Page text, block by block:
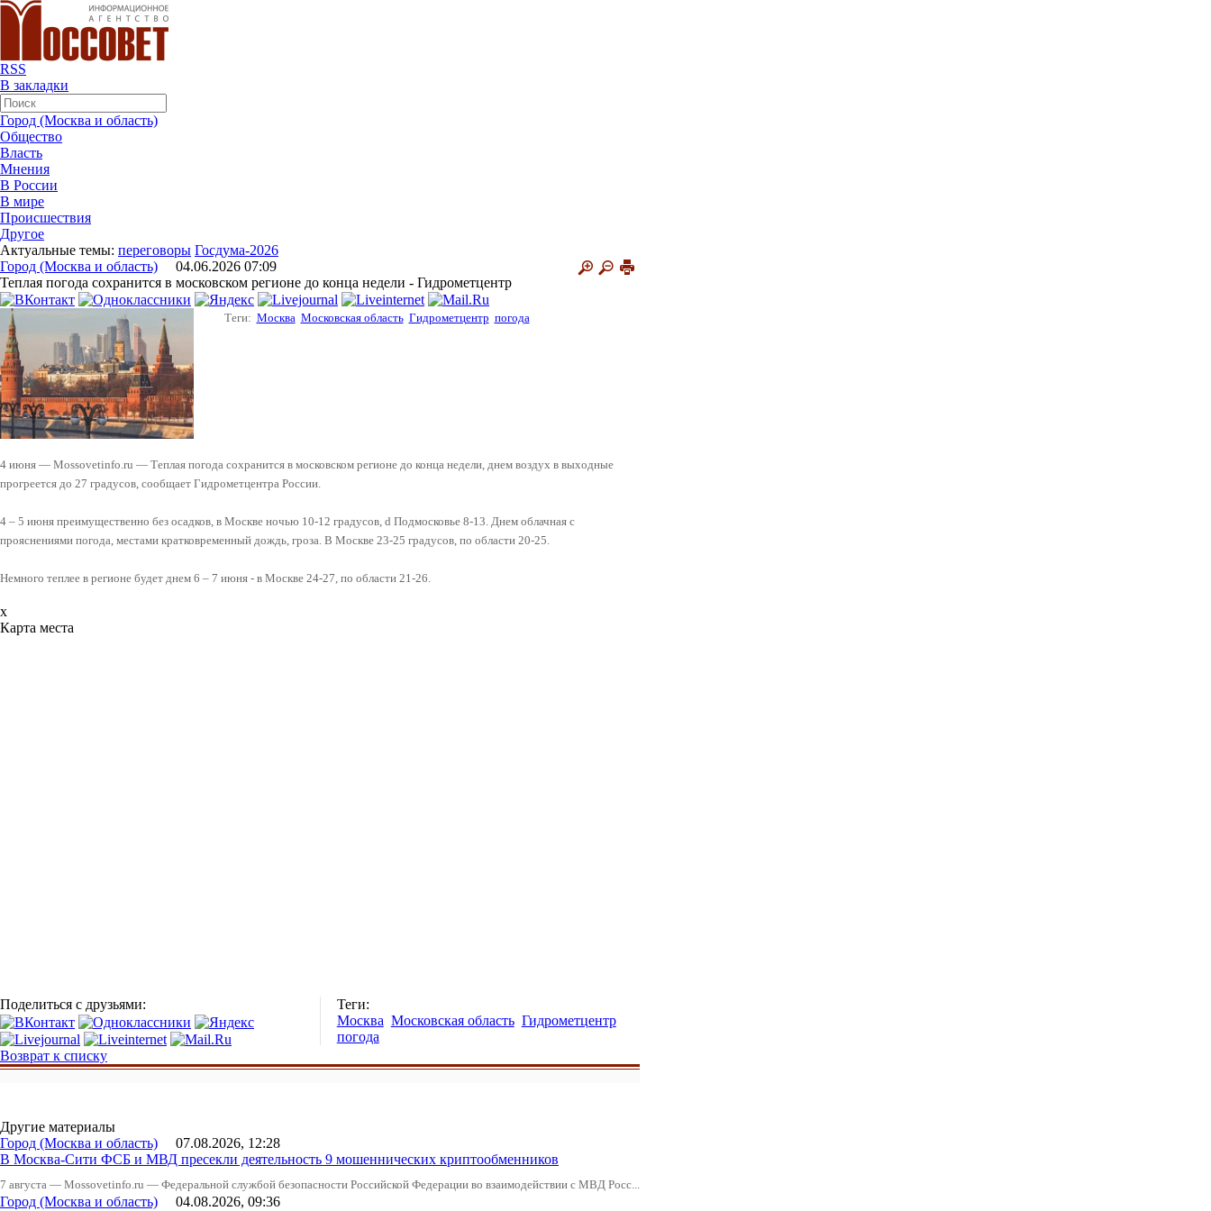
RSS
В закладки
Город (Москва и область)
Общество
Власть
Мнения
В России
В мире
Происшествия
Другое
Актуальные темы: переговоры Госдума-2026
Город (Москва и область) 04.06.2026 07:09
Теплая погода сохранится в московском регионе до конца недели - Гидрометцентр
Теги: Москва Московская область Гидрометцентр погода
4 июня — Mossovetinfo.ru — Теплая погода сохранится в московском регионе до конца недели, днем воздух в выходные
прогреется до 27 градусов, сообщает Гидрометцентра России.
4 – 5 июня преимущественно без осадков, в Москве ночью 10-12 градусов, d Подмосковье 8-13. Днем облачная с
прояснениями погода, местами кратковременный дождь, гроза. В Москве 23-25 градусов, по области 20-25.
Немного теплее в регионе будет днем 6 – 7 июня - в Москве 24-27, по области 21-26.
x
Карта места
Поделиться с друзьями:
Теги:
Москва Московская область Гидрометцентр
погода
Возврат к списку
Другие материалы
Город (Москва и область) 07.08.2026, 12:28
В Москва-Сити ФСБ и МВД пресекли деятельность 9 мошеннических криптообменников
7 августа — Mossovetinfo.ru — Федеральной службой безопасности Российской Федерации во взаимодействии с МВД Росс...
Город (Москва и область) 04.08.2026, 09:36